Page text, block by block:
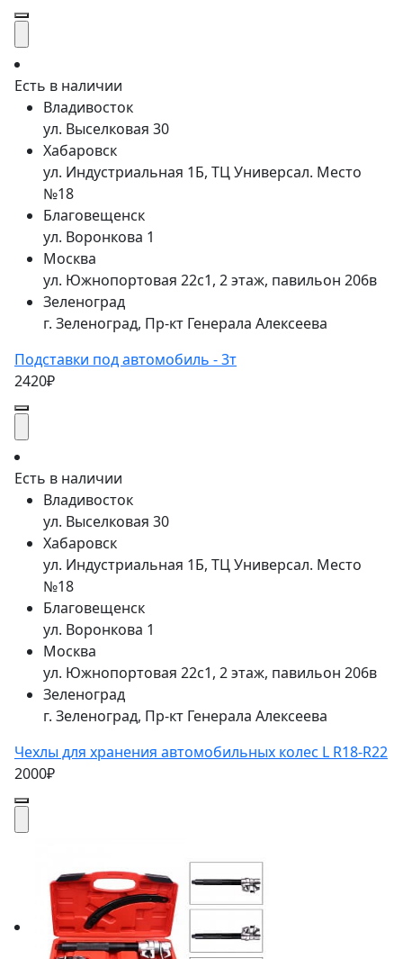
Есть в наличии
Владивосток
ул. Выселковая 30
Хабаровск
ул. Индустриальная 1Б, ТЦ Универсал. Место
№18
Благовещенск
ул. Воронкова 1
Москва
ул. Южнопортовая 22с1, 2 этаж, павильон 206в
Зеленоград
г. Зеленоград, Пр-кт Генерала Алексеева
Подставки под автомобиль - 3т
2420₽
Есть в наличии
Владивосток
ул. Выселковая 30
Хабаровск
ул. Индустриальная 1Б, ТЦ Универсал. Место
№18
Благовещенск
ул. Воронкова 1
Москва
ул. Южнопортовая 22с1, 2 этаж, павильон 206в
Зеленоград
г. Зеленоград, Пр-кт Генерала Алексеева
Чехлы для хранения автомобильных колес L R18-R22
2000₽